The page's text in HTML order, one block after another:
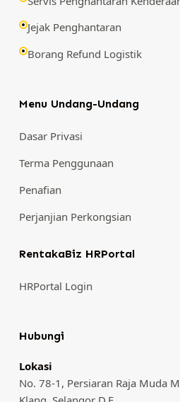
Jejak Penghantaran
Borang Refund Logistik
Menu Undang-Undang
Dasar Privasi
Terma Penggunaan
Penafian
Perjanjian Perkongsian
RentakaBiz HRPortal
HRPortal Login
Hubungi
Lokasi
No. 78-1, Persiaran Raja Muda